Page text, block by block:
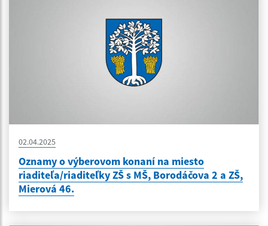
02.04.2025
Oznamy o výberovom konaní na miesto
riaditeľa/riaditeľky ZŠ s MŠ, Borodáčova 2 a ZŠ,
Mierová 46.